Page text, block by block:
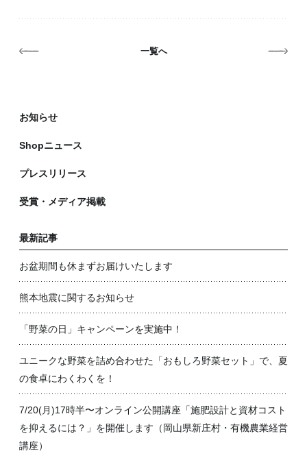
ユニークな野菜を詰め合わせた「おもしろ
一覧へ
お知らせ
Shopニュース
プレスリリース
受賞・メディア掲載
最新記事
お盆期間も休まずお届けいたします
熊本地震に関するお知らせ
「野菜の日」キャンペーンを実施中！
ユニークな野菜を詰め合わせた「おもしろ野菜セット」で、夏
の食卓にわくわくを！
7/20(月)17時半〜オンライン公開講座「施肥設計と資材コスト
を抑えるには？」を開催します（岡山県新庄村・有機農業経営
講座）